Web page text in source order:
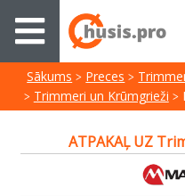
Sākums Preces
Trimmeri un Krūmgrieži
ATPAKAĻ UZ